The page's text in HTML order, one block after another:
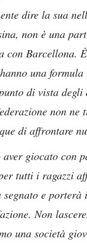
dire la sua
non è una
con Barcellona.
una
di vista degli
non ne
di affrontare
giocato con
tutti i ragazzi
segnato e
Non
una società